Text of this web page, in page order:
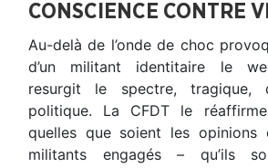
CONSCIENCE CONTRE
Au-delà de l’onde de choc
d’un militant identitaire le
resurgit le spectre, tragique,
politique. La CFDT le
quelles que soient les opinions
militants engagés – qu’ils